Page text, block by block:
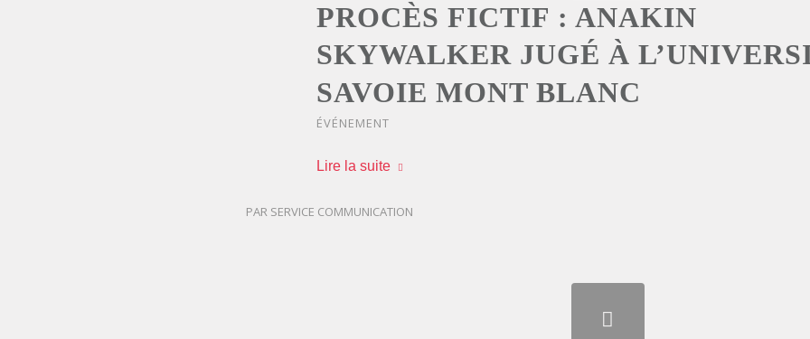
PROCÈS FICTIF : ANAKIN
SKYWALKER JUGÉ À
SAVOIE MONT BLANC
ÉVÉNEMENT
Lire la suite
PAR SERVICE COMMUNICATION